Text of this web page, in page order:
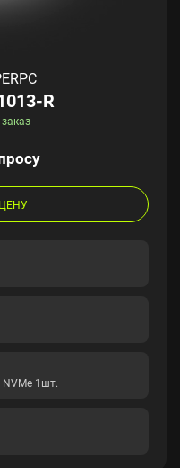
R
NVMe 1шт.